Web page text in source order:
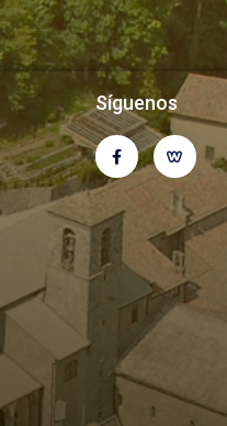
Síguenos